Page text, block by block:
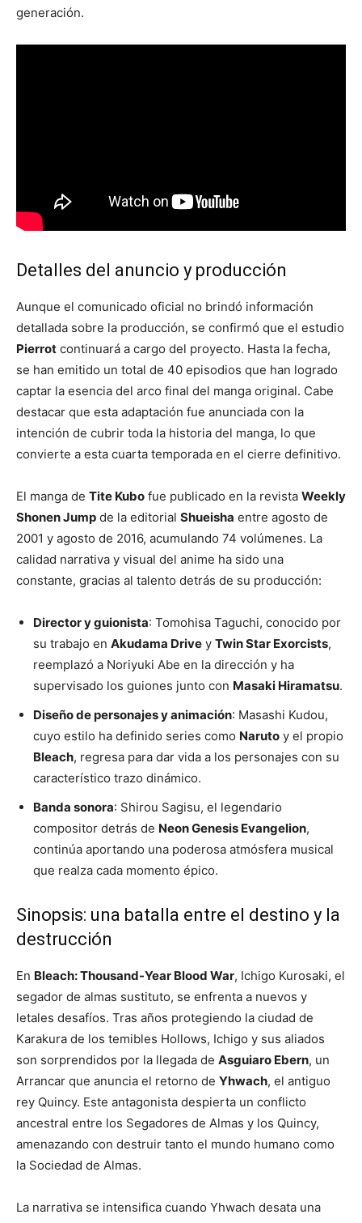
generación.
Detalles del anuncio y producción
Aunque el comunicado oficial no brindó información
detallada sobre la producción, se confirmó que el estudio
Pierrot continuará a cargo del proyecto. Hasta la fecha,
se han emitido un total de 40 episodios que han logrado
captar la esencia del arco final del manga original. Cabe
destacar que esta adaptación fue anunciada con la
intención de cubrir toda la historia del manga, lo que
convierte a esta cuarta temporada en el cierre definitivo.
El manga de Tite Kubo fue publicado en la revista Weekly
Shonen Jump de la editorial Shueisha entre agosto de
2001 y agosto de 2016, acumulando 74 volúmenes. La
calidad narrativa y visual del anime ha sido una
constante, gracias al talento detrás de su producción:
Director y guionista: Tomohisa Taguchi, conocido por
su trabajo en Akudama Drive y Twin Star Exorcists,
reemplazó a Noriyuki Abe en la dirección y ha
supervisado los guiones junto con Masaki Hiramatsu.
Diseño de personajes y animación: Masashi Kudou,
cuyo estilo ha definido series como Naruto y el propio
Bleach, regresa para dar vida a los personajes con su
característico trazo dinámico.
Banda sonora: Shirou Sagisu, el legendario
compositor detrás de Neon Genesis Evangelion,
continúa aportando una poderosa atmósfera musical
que realza cada momento épico.
Sinopsis: una batalla entre el destino y la
destrucción
En Bleach: Thousand-Year Blood War, Ichigo Kurosaki, el
segador de almas sustituto, se enfrenta a nuevos y
letales desafíos. Tras años protegiendo la ciudad de
Karakura de los temibles Hollows, Ichigo y sus aliados
son sorprendidos por la llegada de Asguiaro Ebern, un
Arrancar que anuncia el retorno de Yhwach, el antiguo
rey Quincy. Este antagonista despierta un conflicto
ancestral entre los Segadores de Almas y los Quincy,
amenazando con destruir tanto el mundo humano como
la Sociedad de Almas.
La narrativa se intensifica cuando Yhwach desata una